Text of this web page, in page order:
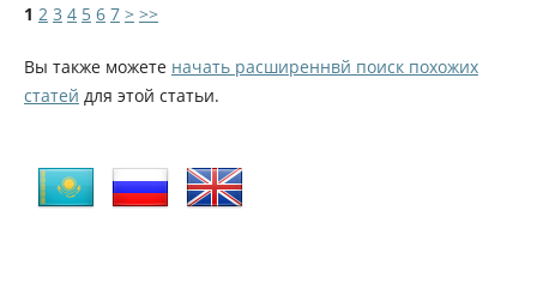
1 2 3 4 5 6 7 > >>
Вы также можете начать расширеннвй поиск похожих
статей для этой статьи.